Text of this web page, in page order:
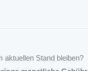
aktuellen Stand bleiben?